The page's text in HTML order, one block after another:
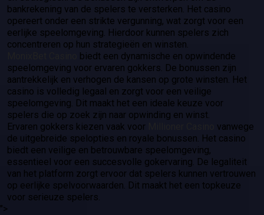
bankrekening van de spelers te versterken. Het casino
opereert onder een strikte vergunning, wat zorgt voor een
eerlijke speelomgeving. Hierdoor kunnen spelers zich
concentreren op hun strategieën en winsten.
biedt een dynamische en opwindende
speelomgeving voor ervaren gokkers. De bonussen zijn
aantrekkelijk en verhogen de kansen op grote winsten. Het
casino is volledig legaal en zorgt voor een veilige
speelomgeving. Dit maakt het een ideale keuze voor
spelers die op zoek zijn naar opwinding en winst.
Ervaren gokkers kiezen vaak voor
vanwege
de uitgebreide spelopties en royale bonussen. Het casino
biedt een veilige en betrouwbare speelomgeving,
essentieel voor een succesvolle gokervaring. De legaliteit
van het platform zorgt ervoor dat spelers kunnen vertrouwen
op eerlijke spelvoorwaarden. Dit maakt het een topkeuze
voor serieuze spelers.
">